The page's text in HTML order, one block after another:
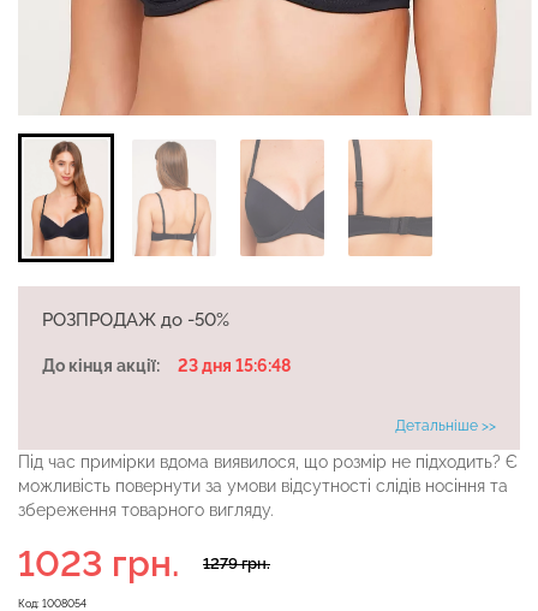
РОЗПРОДАЖ до -50%
До кінця акції: 23 дня 15:6:47
Детальніше >>
Під час примірки вдома виявилося, що розмір не підходить? Є
можливість повернути за умови відсутності слідів носіння та
збереження товарного вигляду.
Код: 1008054
1279 грн.
1023 грн.
Безшовні легінси
LEGGINGS (чорний) Giulia
482 грн.689 грн.
легкою корекцією
258 грн.369 грн.